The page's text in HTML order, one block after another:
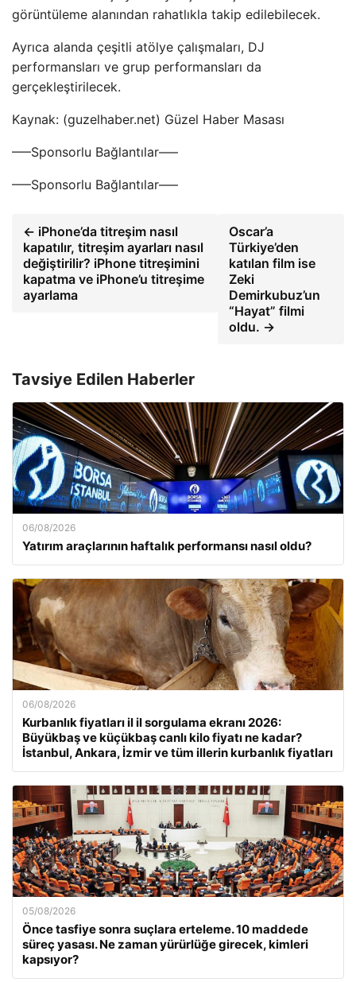
görüntüleme alanından rahatlıkla takip edilebilecek.
Ayrıca alanda çeşitli atölye çalışmaları, DJ
performansları ve grup performansları da
gerçekleştirilecek.
Kaynak: (guzelhaber.net) Güzel Haber Masası
—–Sponsorlu Bağlantılar—–
—–Sponsorlu Bağlantılar—–
← iPhone’da titreşim nasıl
kapatılır, titreşim ayarları nasıl
değiştirilir? iPhone titreşimini
kapatma ve iPhone’u titreşime
ayarlama
Oscar’a
Türkiye’den
katılan film ise
Zeki
Demirkubuz’un
“Hayat” filmi
oldu. →
Tavsiye Edilen Haberler
06/08/2026
Yatırım araçlarının haftalık performansı nasıl oldu?
06/08/2026
Kurbanlık fiyatları il il sorgulama ekranı 2026:
Büyükbaş ve küçükbaş canlı kilo fiyatı ne kadar?
İstanbul, Ankara, İzmir ve tüm illerin kurbanlık fiyatları
05/08/2026
Önce tasfiye sonra suçlara erteleme. 10 maddede
süreç yasası. Ne zaman yürürlüğe girecek, kimleri
kapsıyor?